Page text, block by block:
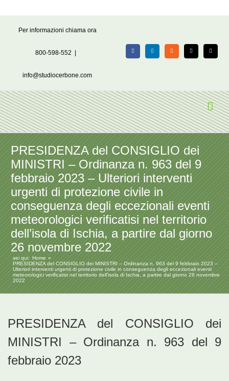
Per informazioni chiama ora
800-598-552
info@studiocerbone.com
FacebookLinkedIn Rss X Email
PRESIDENZA del CONSIGLIO dei
MINISTRI – Ordinanza n. 963 del 9
febbraio 2023 – Ulteriori interventi
urgenti di protezione civile in
conseguenza degli eccezionali eventi
meteorologici verificatisi nel territorio
dell’isola di Ischia, a partire dal giorno
26 novembre 2022
sei qui:
Home
PRESIDENZA del CONSIGLIO dei MINISTRI – Ordinanza n. 963 del 9 febbraio 2023 –
Ulteriori interventi urgenti di protezione civile in conseguenza degli eccezionali eventi
meteorologici verificatisi nel territorio dell’isola di Ischia, a partire dal giorno 26 novembre
2022
PRESIDENZA del CONSIGLIO dei
MINISTRI – Ordinanza n. 963 del 9
febbraio 2023